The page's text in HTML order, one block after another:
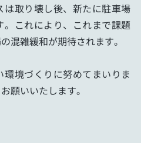
取り壊し後、新たに駐車場
。これにより、これまで課題
混雑緩和が期待されます。
境づくりに努めてまいりま
願いいたします。